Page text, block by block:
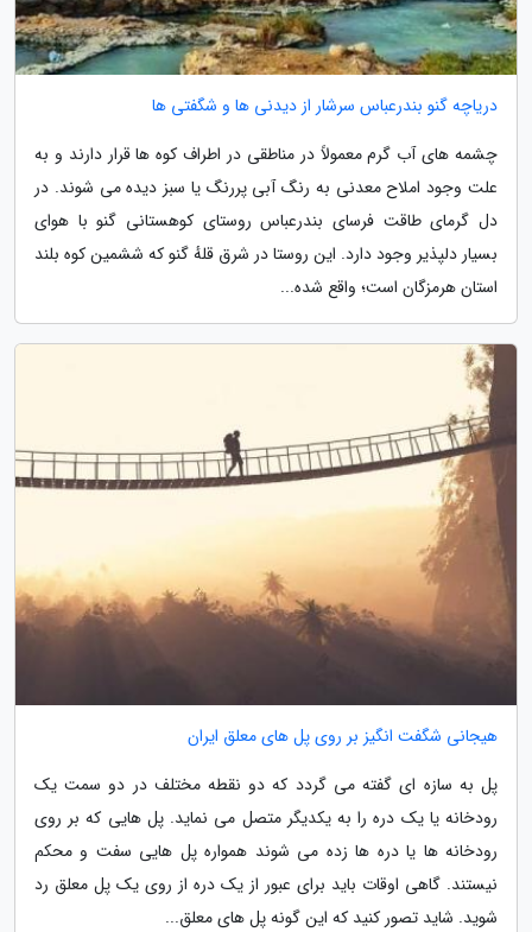
دریاچه گنو بندرعباس سرشار از دیدنی ها و شگفتی ها
چشمه های آب گرم معمولاً در مناطقی در اطراف کوه ها قرار دارند و به
علت وجود املاح معدنی به رنگ آبی پررنگ یا سبز دیده می شوند. در
دل گرمای طاقت فرسای بندرعباس روستای کوهستانی گنو با هوای
بسیار دلپذیر وجود دارد. این روستا در شرق قلهٔ گنو که ششمین کوه بلند
استان هرمزگان است؛ واقع شده...
هیجانی شگفت انگیز بر روی پل های معلق ایران
پل به سازه ای گفته می گردد که دو نقطه مختلف در دو سمت یک
رودخانه یا یک دره را به یکدیگر متصل می نماید. پل هایی که بر روی
رودخانه ها یا دره ها زده می شوند همواره پل هایی سفت و محکم
نیستند. گاهی اوقات باید برای عبور از یک دره از روی یک پل معلق رد
شوید. شاید تصور کنید که این گونه پل های معلق...